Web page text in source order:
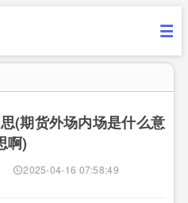
(期货外场内场是什么意
啊)
2025-04-16 07:58:49